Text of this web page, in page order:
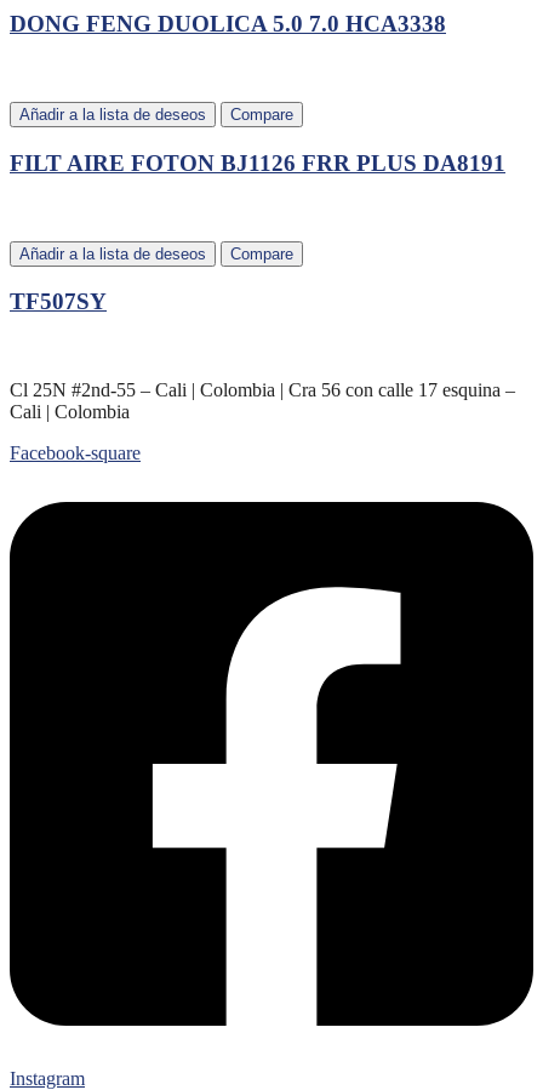
DONG FENG DUOLICA 5.0 7.0 HCA3338
Añadir a la lista de deseos Compare
FILT AIRE FOTON BJ1126 FRR PLUS DA8191
Añadir a la lista de deseos Compare
TF507SY
Cl 25N #2nd-55 – Cali | Colombia | Cra 56 con calle 17 esquina –
Cali | Colombia
Facebook-square
Instagram